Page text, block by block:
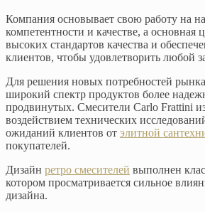
Компания основывает свою работу на
компетентности и качестве, а основная
высоких стандартов качества и
клиентов, чтобы удовлетворить любой
Для решения новых потребностей рынка
широкий спектр продуктов более
продвинутых. Смесители Carlo Frattini
воздействием технических
ожиданий клиентов от элитной
покупателей.
Дизайн ретро смесителей выполнен
котором просматривается сильное
дизайна.